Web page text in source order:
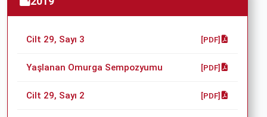
Cilt 29, Sayı 3 [PDF]
Yaşlanan Omurga Sempozyumu [PDF]
Cilt 29, Sayı 2 [PDF]